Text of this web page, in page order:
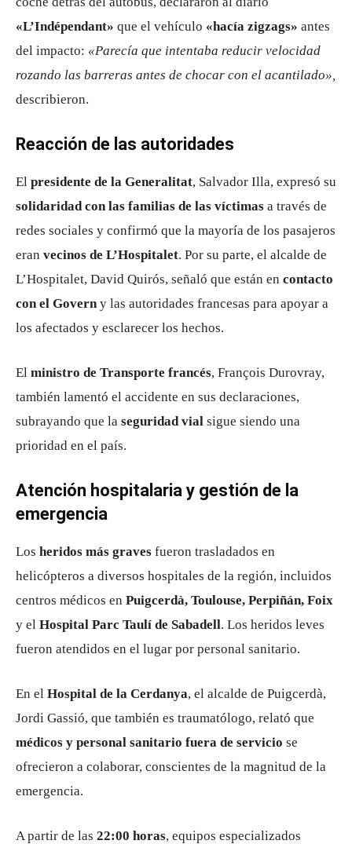
«L’Indépendant» que el vehículo «hacía zigzags» antes
del impacto: «Parecía que intentaba reducir velocidad
rozando las barreras antes de chocar con el acantilado»,
describieron.
Reacción de las autoridades
El presidente de la Generalitat, Salvador Illa, expresó su
solidaridad con las familias de las víctimas a través de
redes sociales y confirmó que la mayoría de los pasajeros
eran vecinos de L’Hospitalet. Por su parte, el alcalde de
L’Hospitalet, David Quirós, señaló que están en contacto
con el Govern y las autoridades francesas para apoyar a
los afectados y esclarecer los hechos.
El ministro de Transporte francés, François Durovray,
también lamentó el accidente en sus declaraciones,
subrayando que la seguridad vial sigue siendo una
prioridad en el país.
Atención hospitalaria y gestión de la
emergencia
Los heridos más graves fueron trasladados en
helicópteros a diversos hospitales de la región, incluidos
centros médicos en Puigcerdà, Toulouse, Perpiñán, Foix
y el Hospital Parc Taulí de Sabadell. Los heridos leves
fueron atendidos en el lugar por personal sanitario.
En el Hospital de la Cerdanya, el alcalde de Puigcerdà,
Jordi Gassió, que también es traumatólogo, relató que
médicos y personal sanitario fuera de servicio se
ofrecieron a colaborar, conscientes de la magnitud de la
emergencia.
A partir de las 22:00 horas, equipos especializados